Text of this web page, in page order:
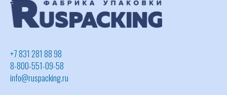
+7 831 281 88 98
8-800-551-09-58
info@ruspacking.ru